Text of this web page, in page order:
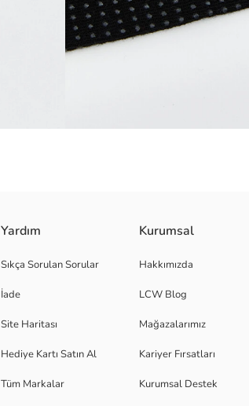
Yardım
Sıkça Sorulan Sorular
İade
Site Haritası
Hediye Kartı Satın Al
Tüm Markalar
Kurumsal
Hakkımızda
LCW Blog
Mağazalarımız
Kariyer Fırsatları
Kurumsal Destek